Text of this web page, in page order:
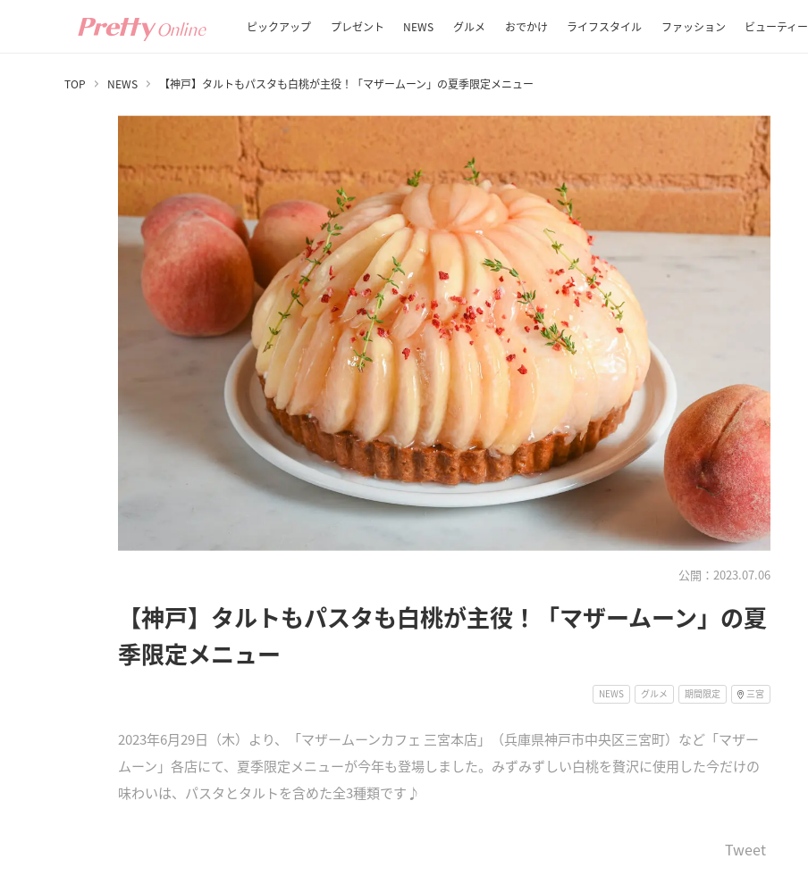
ピックアップ プレゼント NEWS グルメ おでかけ ライフスタイル ファッション ビューティー
TOP NEWS 【神戸】タルトもパスタも白桃が主役！「マザームーン」の夏季限定メニュー
公開：2023.07.06
【神戸】タルトもパスタも白桃が主役！「マザームーン」の夏
季限定メニュー
NEWS グルメ 期間限定 三宮
2023年6月29日（木）より、「マザームーンカフェ 三宮本店」（兵庫県神戸市中央区三宮町）など「マザー
ムーン」各店にて、夏季限定メニューが今年も登場しました。みずみずしい白桃を贅沢に使用した今だけの
味わいは、パスタとタルトを含めた全3種類です♪
Tweet